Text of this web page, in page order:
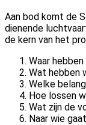
Aan bod komt de
dienende
de kern van het
Waar
Wat hebben
Welke
Hoe lossen
Wat zijn de
Naar wie